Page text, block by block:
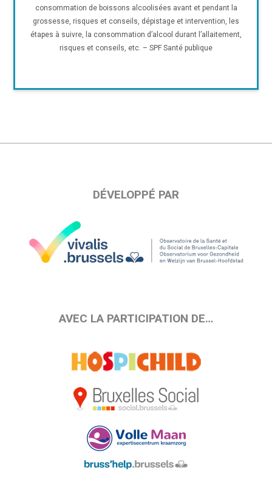
consommation de boissons alcoolisées avant et pendant la
grossesse, risques et conseils, dépistage et intervention, les
étapes à suivre, la consommation d’alcool durant l’allaitement,
risques et conseils, etc. – SPF Santé publique
DÉVELOPPÉ PAR
AVEC LA PARTICIPATION DE…